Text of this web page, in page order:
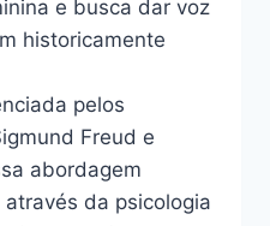
e busca dar voz
historicamente
pelos
Freud e
abordagem
da psicologia